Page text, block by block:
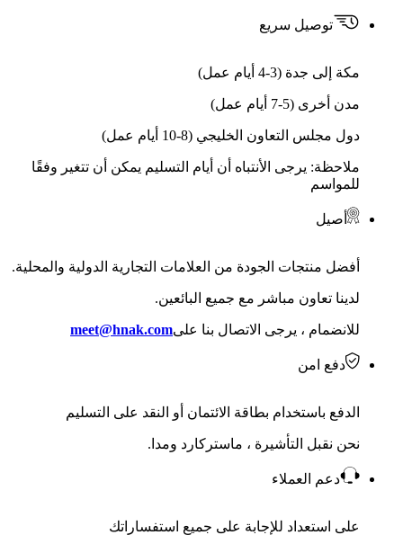
توصيل سريع
مكة إلى جدة (3-4 أيام عمل)
مدن أخرى (5-7 أيام عمل)
دول مجلس التعاون الخليجي (8-10 أيام عمل)
ملاحظة: يرجى الأنتباه أن أيام التسليم يمكن أن تتغير وفقًا
للمواسم
أصيل
أفضل منتجات الجودة من العلامات التجارية الدولية والمحلية.
لدينا تعاون مباشر مع جميع البائعين.
للانضمام ، يرجى الاتصال بنا علىmeet@hnak.com
دفع امن
الدفع باستخدام بطاقة الائتمان أو النقد على التسليم
نحن نقبل التأشيرة ، ماستركارد ومدا.
دعم العملاء
على استعداد للإجابة على جميع استفساراتك